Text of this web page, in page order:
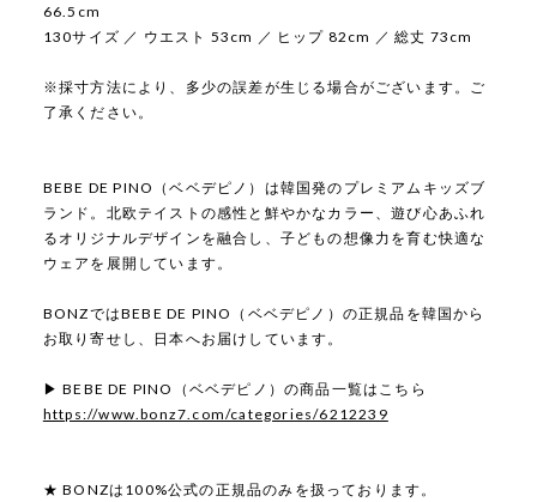
66.5cm
130サイズ ／ ウエスト 53cm ／ ヒップ 82cm ／ 総丈 73cm
※採寸方法により、多少の誤差が生じる場合がございます。ご
了承ください。
BEBE DE PINO（ベベデピノ）は韓国発のプレミアムキッズブ
ランド。北欧テイストの感性と鮮やかなカラー、遊び心あふれ
るオリジナルデザインを融合し、子どもの想像力を育む快適な
ウェアを展開しています。
BONZではBEBE DE PINO（ベベデピノ）の正規品を韓国から
お取り寄せし、日本へお届けしています。
▶ BEBE DE PINO（ベベデピノ）の商品一覧はこちら
https://www.bonz7.com/categories/6212239
★ BONZは100%公式の正規品のみを扱っております。